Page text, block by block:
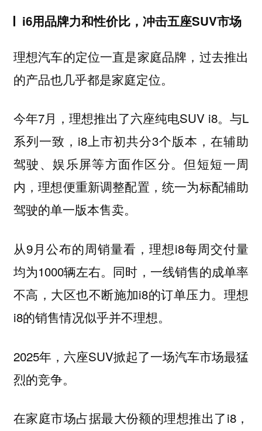
i6用品牌力和性价比，冲击五座SUV市场
理想汽车的定位一直是家庭品牌，过去推出
的产品也几乎都是家庭定位。
今年7月，理想推出了六座纯电SUV i8。与L
系列一致，i8上市初共分3个版本，在辅助
驾驶、娱乐屏等方面作区分。但短短一周
内，理想便重新调整配置，统一为标配辅助
驾驶的单一版本售卖。
从9月公布的周销量看，理想i8每周交付量
均为1000辆左右。同时，一线销售的成单率
不高，大区也不断施加i8的订单压力。理想
i8的销售情况似乎并不理想。
2025年，六座SUV掀起了一场汽车市场最猛
烈的竞争。
在家庭市场占据最大份额的理想推出了i8，